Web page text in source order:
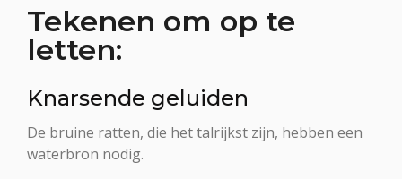
Tekenen om op te
letten:
Knarsende geluiden
De bruine ratten, die het talrijkst zijn, hebben een
waterbron nodig.